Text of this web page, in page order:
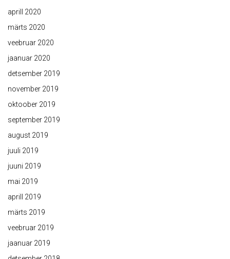
aprill 2020
märts 2020
veebruar 2020
jaanuar 2020
detsember 2019
november 2019
oktoober 2019
september 2019
august 2019
juuli 2019
juuni 2019
mai 2019
aprill 2019
märts 2019
veebruar 2019
jaanuar 2019